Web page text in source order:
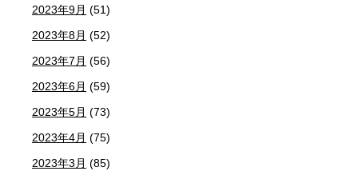
2023年9月 (51)
2023年8月 (52)
2023年7月 (56)
2023年6月 (59)
2023年5月 (73)
2023年4月 (75)
2023年3月 (85)